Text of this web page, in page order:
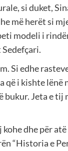
si duket,
më herët si
modeli i
Si edhe
që i kishte lënë
bukur. Jeta e tij
dhe për
“Historia e